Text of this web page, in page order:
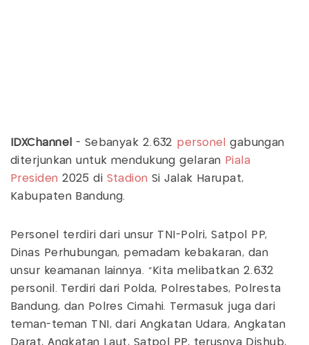
IDXChannel - Sebanyak 2.632 personel
gabungan
diterjunkan untuk mendukung gelaran Piala
Presiden 2025 di Stadion Si Jalak Harupat,
Kabupaten Bandung.
Personel terdiri dari unsur TNI-Polri, Satpol PP,
Dinas Perhubungan, pemadam kebakaran, dan
unsur keamanan lainnya. "Kita melibatkan 2.632
personil. Terdiri dari Polda, Polrestabes, Polresta
Bandung, dan Polres Cimahi. Termasuk juga dari
teman-teman TNI, dari Angkatan Udara, Angkatan
Darat, Angkatan Laut, Satpol PP, terusnya Dishub,